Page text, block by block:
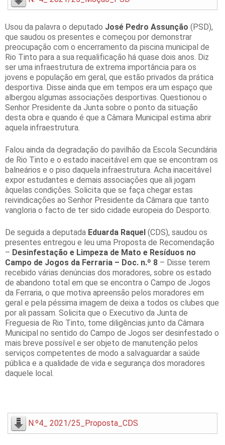
Usou da palavra o deputado José Pedro Assunção (PSD),
que saudou os presentes e começou por demonstrar
preocupação com o encerramento da piscina municipal de
Rio Tinto para a sua requalificação há quase dois anos. Diz
ser uma infraestrutura de extrema importância para os
jovens e população em geral, que estão privados da prática
desportiva. Disse ainda que em tempos era um espaço que
albergou algumas associações desportivas. Questionou o
Senhor Presidente da Junta sobre o ponto da situação
desta obra e quando é que a Câmara Municipal estima abrir
aquela infraestrutura.
Falou ainda da degradação do pavilhão da Escola Secundária
de Rio Tinto e o estado inaceitável em que se encontram os
balneários e o piso daquela infraestrutura. Acha inaceitável
expor estudantes e demais associações que ali jogam
àquelas condições. Solicita que se faça chegar estas
reivindicações ao Senhor Presidente da Câmara que tanto
vangloria o facto de ter sido cidade europeia do Desporto.
De seguida a deputada Eduarda Raquel (CDS), saudou os
presentes entregou e leu uma Proposta de Recomendação
– Desinfestação e Limpeza de Mato e Resíduos no
Campo de Jogos da Ferraria – Doc. n.º 8 – Disse terem
recebido várias denúncias dos moradores, sobre os estado
de abandono total em que se encontra o Campo de Jogos
da Ferraria, o que motiva apreensão pelos moradores em
geral e pela péssima imagem de deixa a todos os clubes que
por ali passam. Solicita que o Executivo da Junta de
Freguesia de Rio Tinto, tome diligências junto da Câmara
Municipal no sentido do Campo de Jogos ser desinfestado o
mais breve possível e ser objeto de manutenção pelos
serviços competentes de modo a salvaguardar a saúde
pública e a qualidade de vida e segurança dos moradores
daquele local.
N.º4_ 2021/25_Proposta_CDS